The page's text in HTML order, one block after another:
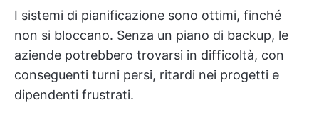
I sistemi di pianificazione sono ottimi, finché
non si bloccano. Senza un piano di backup, le
aziende potrebbero trovarsi in difficoltà, con
conseguenti turni persi, ritardi nei progetti e
dipendenti frustrati.